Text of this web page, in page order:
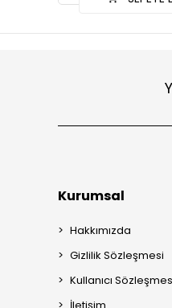
Kurumsal
Hakkımızda
Gizlilik Sözleşmesi
Kullanıcı